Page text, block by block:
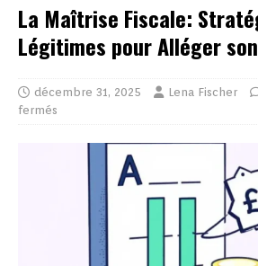
La Maîtrise Fiscale:
Légitimes pour Alléger
décembre 31, 2025 Lena Fischer
fermés